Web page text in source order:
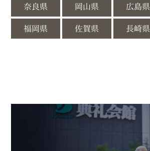
奈良県
岡山県 広島県
福岡県
佐賀県 長崎県